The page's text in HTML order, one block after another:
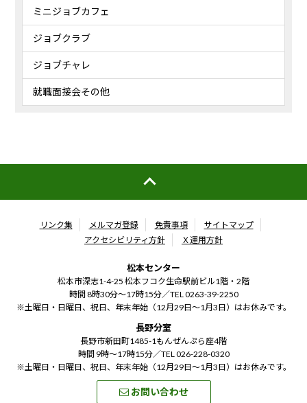
ミニジョブカフェ
ジョブクラブ
ジョブチャレ
就職面接会その他
リンク集 メルマガ登録 免責事項
サイトマップ
アクセシビリティ方針
Ｘ運用方針
松本センター
松本市深志1-4-25 松本フコク生命駅前ビル1階・2階
時間 8時30分～17時15分／TEL 0263-39-2250
※土曜日・日曜日、祝日、年末年始（12月29日～1月3日）はお休みです。
長野分室
長野市新田町1485-1もんぜんぷら座4階
時間 9時～17時15分／TEL 026-228-0320
※土曜日・日曜日、祝日、年末年始（12月29日～1月3日）はお休みです。
お問い合わせ